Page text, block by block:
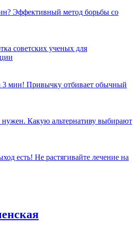
Эффективный метод борьбы со
советских ученых для
3 мин! Привычку отбивает обычный
нужен. Какую альтернативу выбирают
есть! Не растягивайте лечение на